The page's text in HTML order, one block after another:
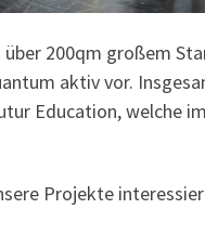
200qm großem
aktiv vor.
Education, welche
Projekte